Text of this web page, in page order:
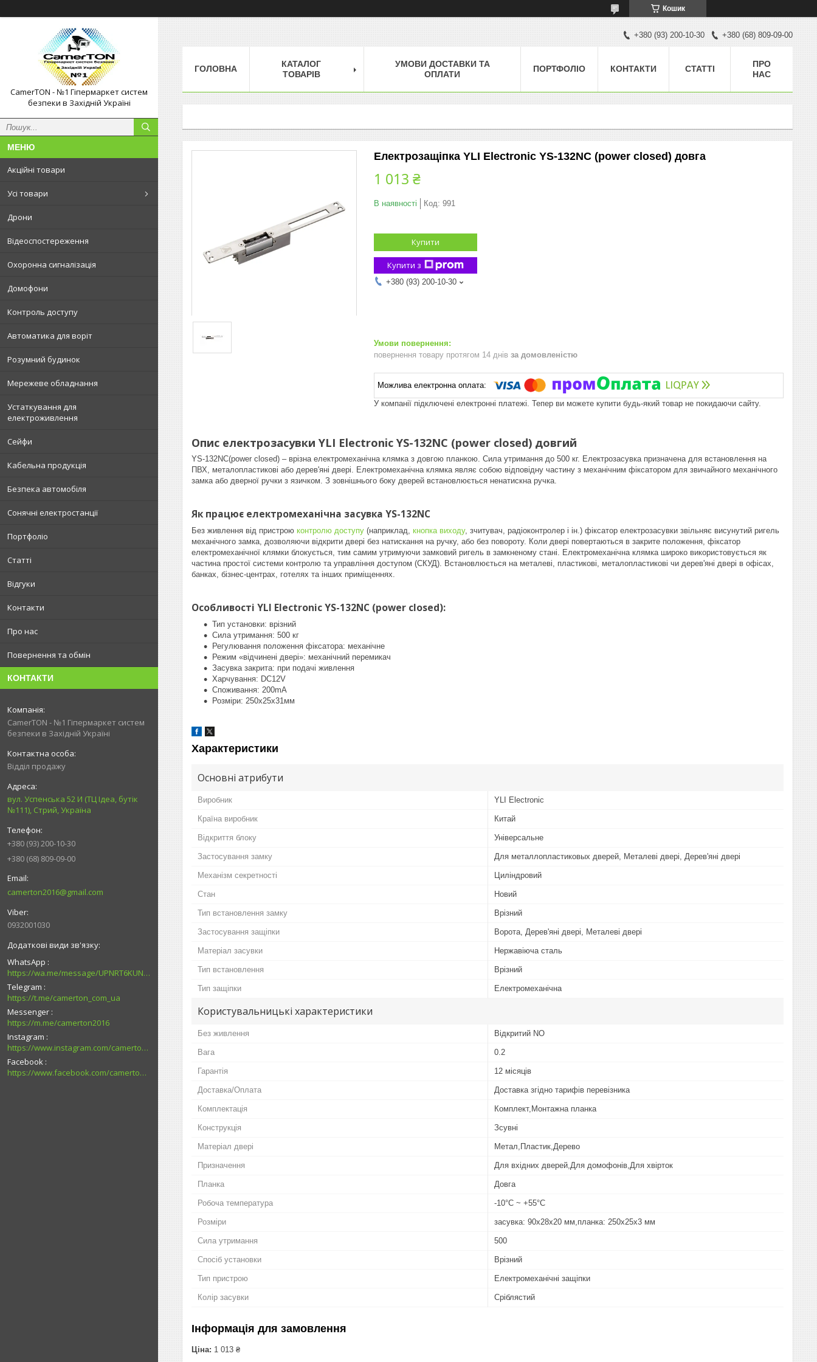
Кошик
CamerTON - №1 Гіпермаркет систем
безпеки в Західній Україні
Акційні товари
Усі товари
Дрони
Відеоспостереження
Охоронна сигналізація
Домофони
Контроль доступу
Автоматика для воріт
Розумний будинок
Мережеве обладнання
Устаткування для
електроживлення
Сейфи
Кабельна продукція
Безпека автомобіля
Сонячні електростанції
Портфоліо
Статті
Відгуки
Контакти
Про нас
Повернення та обмін
КОНТАКТИ
CamerTON - №1 Гіпермаркет систем
безпеки в Західній Україні
Відділ продажу
вул. Успенська 52 И (ТЦ Ідеа, бутік
№111), Стрий, Україна
+380 (93) 200-10-30
+380 (68) 809-09-00
camerton2016@gmail.com
0932001030
WhatsApp
https://wa.me/message/UPNRT6KUNTSOH1
Telegram
https://t.me/camerton_com_ua
Messenger
https://m.me/camerton2016
Instagram
https://www.instagram.com/camerton.com.ua
Facebook
https://www.facebook.com/camerton2016
+380 (93) 200-10-30 +380 (68) 809-09-00
ГОЛОВНА
КАТАЛОГ
ТОВАРІВ
УМОВИ ДОСТАВКИ ТА
ОПЛАТИ
ПОРТФОЛІО КОНТАКТИ СТАТТІ
ПРО
НАС
Електрозащіпка YLI Electronic YS-132NC (power closed) довга
1 013 ₴
В наявності Код: 991
Купити
Купити з
+380 (93) 200-10-30
повернення товару протягом 14 днів за домовленістю
У компанії підключені електронні платежі. Тепер ви можете купити будь-який товар не покидаючи сайту.
Опис електрозасувки YLI Electronic YS-132NC (power closed) довгий
YS-132NC(power closed) – врізна електромеханічна клямка з довгою планкою. Сила утримання до 500 кг. Електрозасувка призначена для встановлення на
ПВХ, металопластикові або дерев'яні двері. Електромеханічна клямка являє собою відповідну частину з механічним фіксатором для звичайного механічного
замка або дверної ручки з язичком. З зовнішнього боку дверей встановлюється ненатискна ручка.
Як працює електромеханічна засувка YS-132NC
Без живлення від пристрою контролю доступу (наприклад, кнопка виходу, зчитувач, радіоконтролер і ін.) фіксатор електрозасувки звільняє висунутий ригель
механічного замка, дозволяючи відкрити двері без натискання на ручку, або без повороту. Коли двері повертаються в закрите положення, фіксатор
електромеханічної клямки блокується, тим самим утримуючи замковий ригель в замкненому стані. Електромеханічна клямка широко використовується як
частина простої системи контролю та управління доступом (СКУД). Встановлюється на металеві, пластикові, металопластикові чи дерев'яні двері в офісах,
банках, бізнес-центрах, готелях та інших приміщеннях.
Особливості YLI Electronic YS-132NC (power closed):
Тип установки: врізний
Сила утримання: 500 кг
Регулювання положення фіксатора: механічне
Режим «відчинені двері»: механічний перемикач
Засувка закрита: при подачі живлення
Харчування: DC12V
Споживання: 200mA
Розміри: 250х25х31мм
Характеристики
Основні атрибути
Виробник YLI Electronic
Країна виробник Китай
Відкриття блоку Універсальне
Застосування замку Для металлопластиковых дверей, Металеві двері, Дерев'яні двері
Механізм секретності Циліндровий
Стан Новий
Тип встановлення замку Врізний
Застосування защіпки Ворота, Дерев'яні двері, Металеві двері
Матеріал засувки Нержавіюча сталь
Тип встановлення Врізний
Тип защіпки Електромеханічна
Користувальницькі характеристики
Без живлення Відкритий NO
Вага 0.2
Гарантія 12 місяців
Доставка/Оплата Доставка згідно тарифів перевізника
Комплектація Комплект,Монтажна планка
Конструкція Зсувні
Матеріал двері Метал,Пластик,Дерево
Призначення Для вхідних дверей,Для домофонів,Для хвірток
Планка Довга
Робоча температура -10°C ~ +55°C
Розміри засувка: 90х28х20 мм,планка: 250х25х3 мм
Сила утримання 500
Спосіб установки Врізний
Тип пристрою Електромеханічні защіпки
Колір засувки Сріблястий
Інформація для замовлення
Ціна: 1 013 ₴